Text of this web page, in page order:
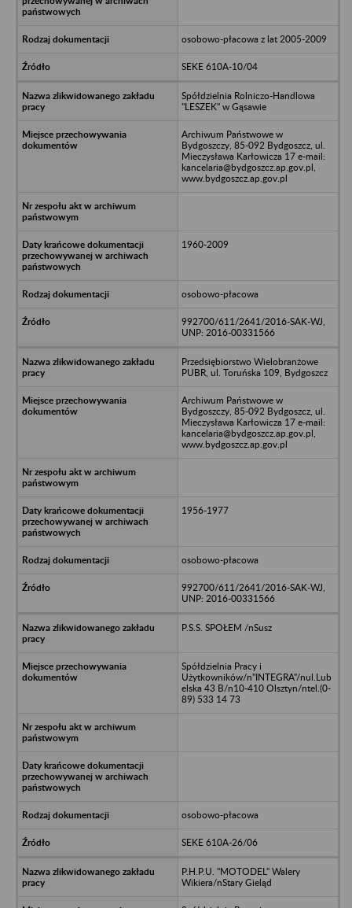
osobowo-płacowa z lat 2005-2009
SEKE 610A-10/04
Spółdzielnia Rolniczo-Handlowa
"LESZEK" w Gąsawie
Archiwum Państwowe w
Bydgoszczy, 85-092 Bydgoszcz, ul.
Mieczysława Karłowicza 17 e-mail:
kancelaria@bydgoszcz.ap.gov.pl,
www.bydgoszcz.ap.gov.pl
1960-2009
osobowo-płacowa
992700/611/2641/2016-SAK-WJ,
UNP: 2016-00331566
Przedsiębiorstwo Wielobranżowe
PUBR, ul. Toruńska 109, Bydgoszcz
Archiwum Państwowe w
Bydgoszczy, 85-092 Bydgoszcz, ul.
Mieczysława Karłowicza 17 e-mail:
kancelaria@bydgoszcz.ap.gov.pl,
www.bydgoszcz.ap.gov.pl
1956-1977
osobowo-płacowa
992700/611/2641/2016-SAK-WJ,
UNP: 2016-00331566
P.S.S. SPOŁEM /nSusz
Spółdzielnia Pracy i
Użytkowników/n"INTEGRA"/nul.Lub
elska 43 B/n10-410 Olsztyn/ntel.(0-
89) 533 14 73
osobowo-płacowa
SEKE 610A-26/06
P.H.P.U. "MOTODEL" Walery
Wikiera/nStary Gieląd